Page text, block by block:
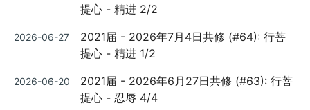
提心 - 精进 2/2
Posted
2026-06-27
2021届 - 2026年7月4日共修 (#64): 行菩
提心 - 精进 1/2
Posted
2026-06-20
2021届 - 2026年6月27日共修 (#63): 行菩
提心 - 忍辱 4/4